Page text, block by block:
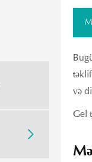

və
Gel